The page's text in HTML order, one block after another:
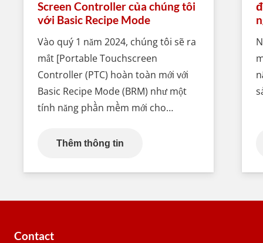
Screen Controller của chúng tôi
với Basic Recipe Mode
Vào quý 1 năm 2024, chúng tôi sẽ ra
mắt [Portable Touchscreen
Controller (PTC) hoàn toàn mới với
Basic Recipe Mode (BRM) như một
tính năng phần mềm mới cho…
Thêm thông tin
Contact